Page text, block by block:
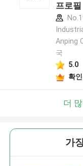
프로필
Anping
국
5.0
확
더
가